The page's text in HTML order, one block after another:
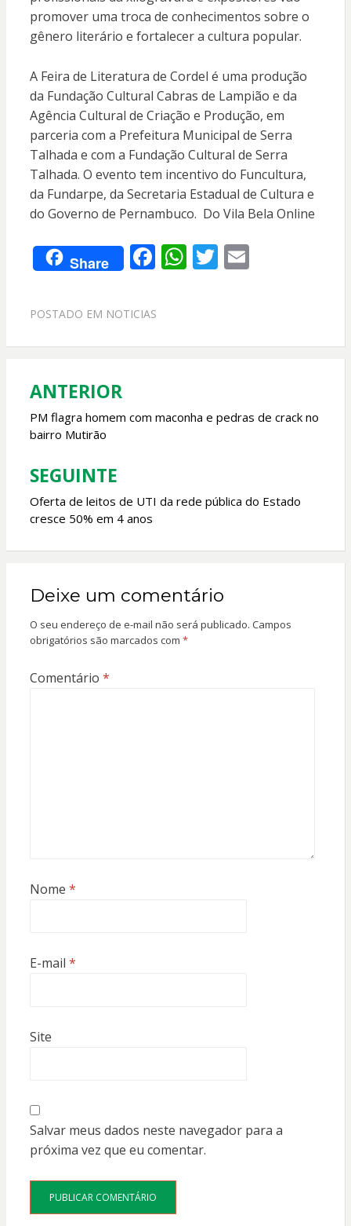
promover uma troca de conhecimentos sobre o
gênero literário e fortalecer a cultura popular.
A Feira de Literatura de Cordel é uma produção
da Fundação Cultural Cabras de Lampião e da
Agência Cultural de Criação e Produção, em
parceria com a Prefeitura Municipal de Serra
Talhada e com a Fundação Cultural de Serra
Talhada. O evento tem incentivo do Funcultura,
da Fundarpe, da Secretaria Estadual de Cultura e
do Governo de Pernambuco. Do Vila Bela Online
Share F
e
o
k
W
A
p
T E
POSTADO EM NOTICIAS
Navegação
de
Post
ANTERIOR
PM flagra homem com maconha e pedras de crack no
bairro Mutirão
SEGUINTE
Oferta de leitos de UTI da rede pública do Estado
cresce 50% em 4 anos
Deixe um comentário
O seu endereço de e-mail não será publicado. Campos
obrigatórios são marcados com *
Comentário *
Nome *
E-mail *
Site
Salvar meus dados neste navegador para a
próxima vez que eu comentar.